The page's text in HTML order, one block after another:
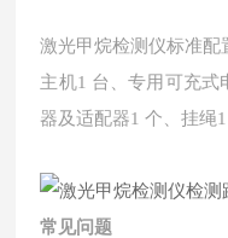
激光甲烷检测仪标准配
主机1 台、专用可充式
器及适配器1 个、挂绳
常见问题